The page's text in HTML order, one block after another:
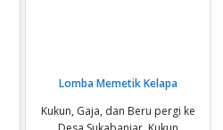
Lomba Memetik Kelapa
Kukun, Gaja, dan Beru pergi ke